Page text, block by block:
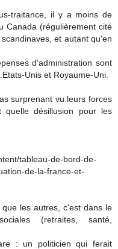
traitance, il y a moins de
Canada (régulièrement cité
et autant qu'en
d'administration sont
Unis et Royaume-Uni.
surprenant vu leurs forces
désillusion pour les
tableau-de-bord-de-
de-la-france-et-
les autres, c'est dans le
(retraites, santé,
: un politicien qui ferait